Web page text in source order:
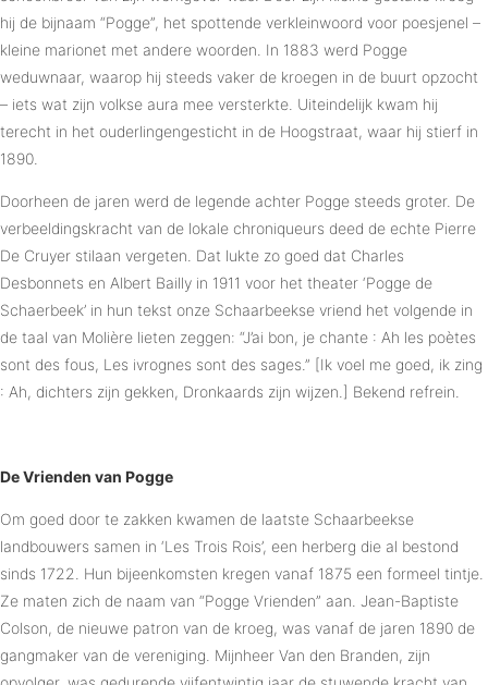
hij de bijnaam “Pogge”, het spottende verkleinwoord voor poesjenel –
kleine marionet met andere woorden. In 1883 werd Pogge
weduwnaar, waarop hij steeds vaker de kroegen in de buurt opzocht
– iets wat zijn volkse aura mee versterkte. Uiteindelijk kwam hij
terecht in het ouderlingengesticht in de Hoogstraat, waar hij stierf in
1890.
Doorheen de jaren werd de legende achter Pogge steeds groter. De
verbeeldingskracht van de lokale chroniqueurs deed de echte Pierre
De Cruyer stilaan vergeten. Dat lukte zo goed dat Charles
Desbonnets en Albert Bailly in 1911 voor het theater ‘Pogge de
Schaerbeek’ in hun tekst onze Schaarbeekse vriend het volgende in
de taal van Molière lieten zeggen: “J’ai bon, je chante : Ah les poètes
sont des fous, Les ivrognes sont des sages.” [Ik voel me goed, ik zing
: Ah, dichters zijn gekken, Dronkaards zijn wijzen.] Bekend refrein.
De Vrienden van Pogge
Om goed door te zakken kwamen de laatste Schaarbeekse
landbouwers samen in ‘Les Trois Rois’, een herberg die al bestond
sinds 1722. Hun bijeenkomsten kregen vanaf 1875 een formeel tintje.
Ze maten zich de naam van “Pogge Vrienden” aan. Jean-Baptiste
Colson, de nieuwe patron van de kroeg, was vanaf de jaren 1890 de
gangmaker van de vereniging. Mijnheer Van den Branden, zijn